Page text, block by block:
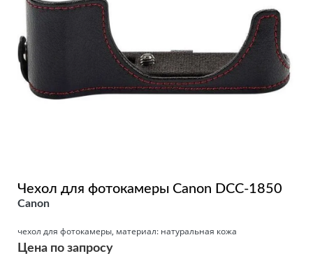
Чехол для фотокамеры Canon DCC-1850
Canon
чехол для фотокамеры, материал: натуральная кожа
Цена по запросу